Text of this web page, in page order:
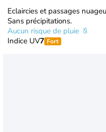
Eclaircies et passages
Sans précipitations.
Aucun risque de pluie
Indice UV7 Fort